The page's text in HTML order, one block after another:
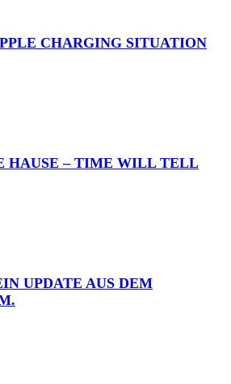
CHARGING SITUATION
HAUSE – TIME WILL TELL
UPDATE AUS DEM